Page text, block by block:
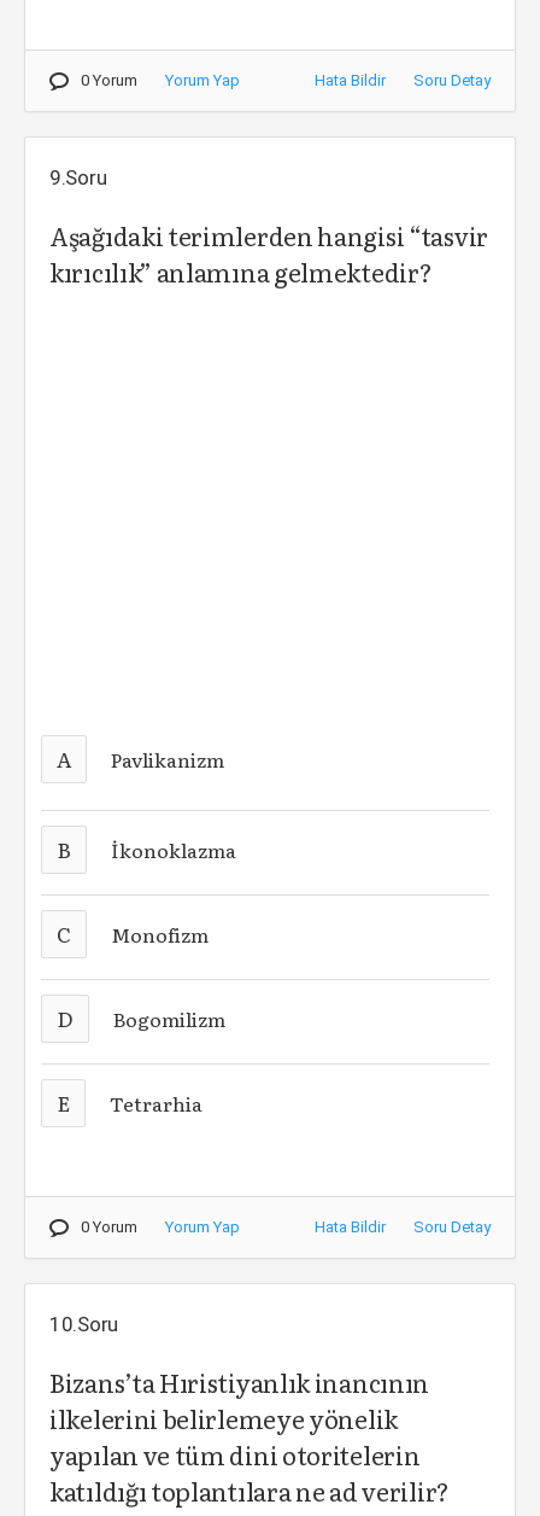
0 Yorum Yorum Yap Hata Bildir Soru Detay
9.Soru
Aşağıdaki terimlerden hangisi “tasvir
kırıcılık” anlamına gelmektedir?
A Pavlikanizm
B İkonoklazma
C Monofizm
D Bogomilizm
E Tetrarhia
0 Yorum Yorum Yap Hata Bildir Soru Detay
10.Soru
Bizans’ta Hıristiyanlık inancının
ilkelerini belirlemeye yönelik
yapılan ve tüm dini otoritelerin
katıldığı toplantılara ne ad verilir?